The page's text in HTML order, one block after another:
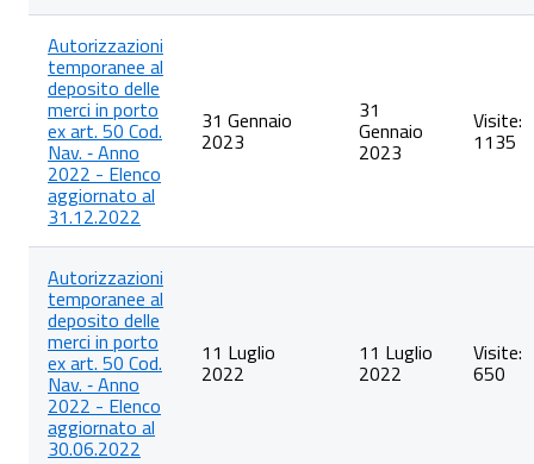
Autorizzazioni
temporanee al
deposito delle
merci in porto
ex art. 50 Cod.
Nav. ‐ Anno
2022 - Elenco
aggiornato al
31.12.2022
31 Gennaio
2023
31
Gennaio
2023
Visite:
1135
Autorizzazioni
temporanee al
deposito delle
merci in porto
ex art. 50 Cod.
Nav. ‐ Anno
2022 - Elenco
aggiornato al
30.06.2022
11 Luglio
2022
11 Luglio
2022
Visite:
650